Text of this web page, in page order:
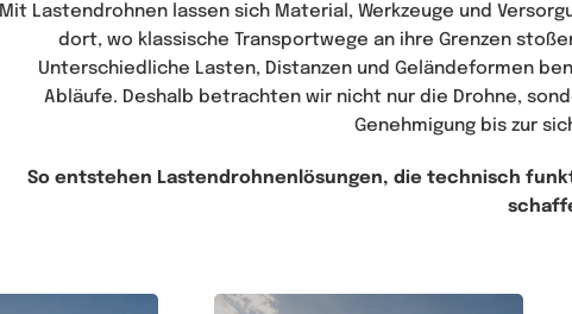
Mit Lastendrohnen lassen sich Material, Werkzeuge und
dort, wo klassische Transportwege an ihre Grenzen
Unterschiedliche Lasten, Distanzen und Geländeformen
Abläufe. Deshalb betrachten wir nicht nur die Drohne,
Genehmigung bis zur
So entstehen Lastendrohnenlösungen, die technisch